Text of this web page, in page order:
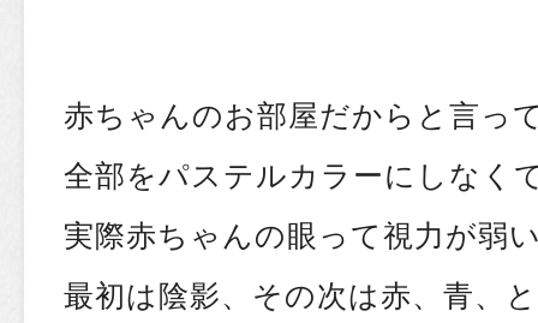
赤ちゃんのお部屋だからと言っ
全部をパステルカラーにしなく
実際赤ちゃんの眼って視力が弱
最初は陰影、その次は赤、青、